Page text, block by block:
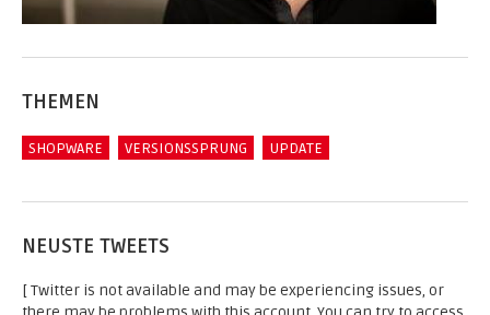
THEMEN
SHOPWARE VERSIONSSPRUNG UPDATE
NEUSTE TWEETS
[ Twitter is not available and may be experiencing issues, or